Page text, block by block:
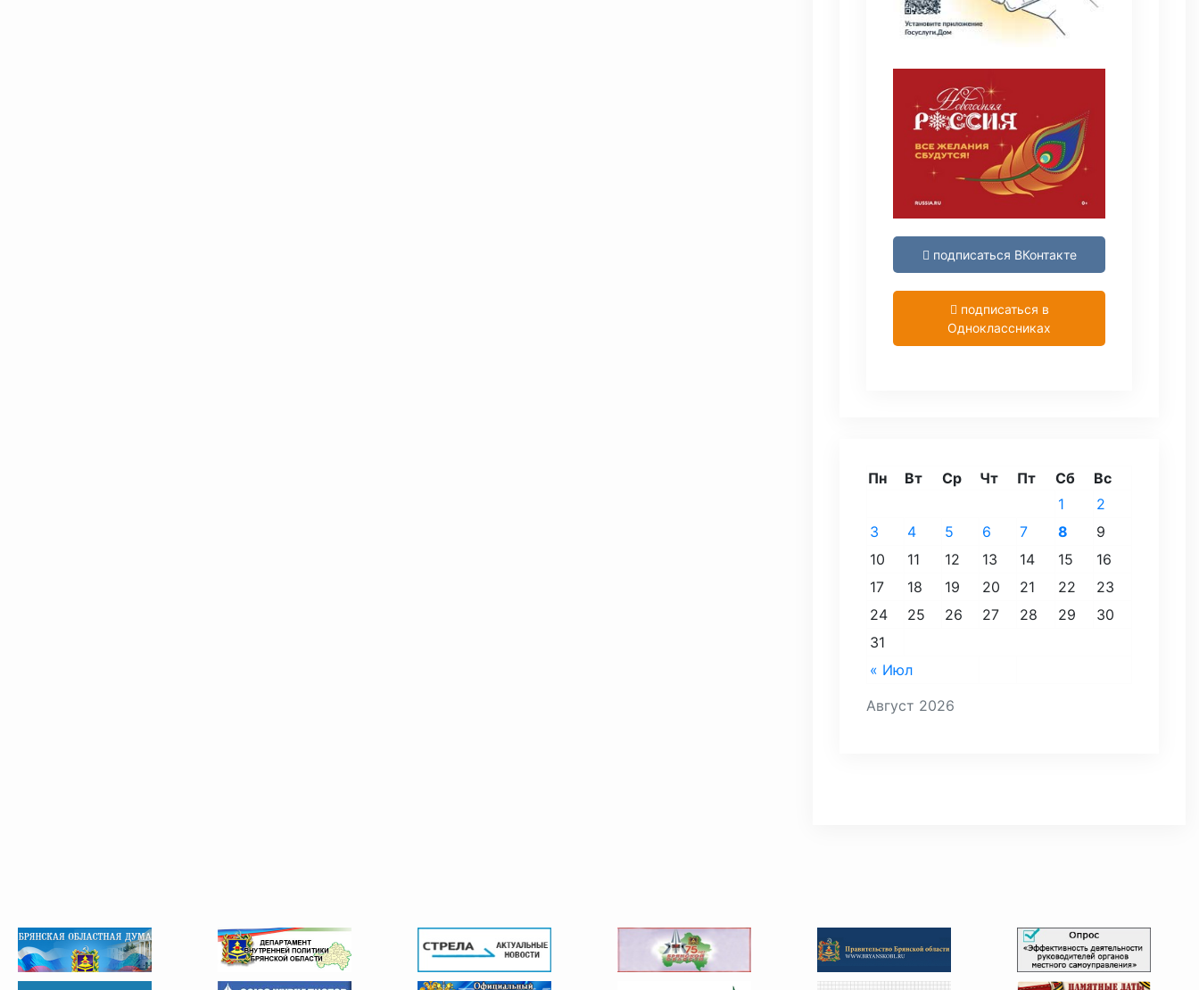
подписаться ВКонтакте
подписаться в
Одноклассниках
Август 2026
Пн Вт Ср Чт Пт Сб Вс
« Июл
1
2
3
4 5 6 7 8
9
10
11 12 13 14 15
16
17
18 19 20 21 22
23
24
25 26 27 28 29
30
31